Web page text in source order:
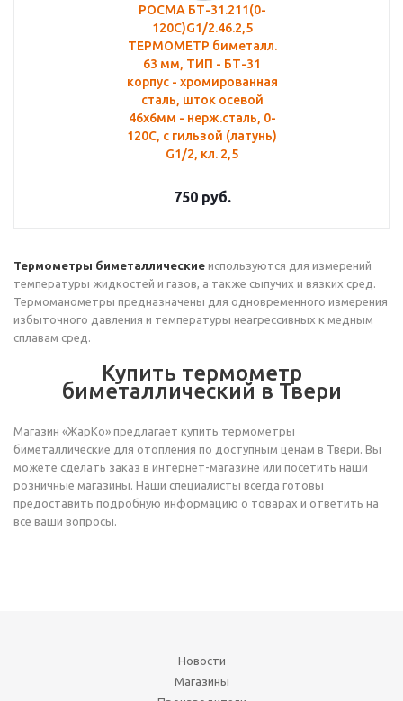
РОСМА БТ-31.211(0-
120С)G1/2.46.2,5
ТЕРМОМЕТР биметалл.
63 мм, ТИП - БТ-31
корпус - хромированная
сталь, шток осевой
46х6мм - нерж.сталь, 0-
120C, c гильзой (латунь)
G1/2, кл. 2,5
750руб.
Термометры биметаллические используются для измерений
температуры жидкостей и газов, а также сыпучих и вязких сред.
Термоманометры предназначены для одновременного измерения
избыточного давления и температуры неагрессивных к медным
сплавам сред.
Купить термометр
биметаллический в Твери
Магазин «ЖарКо» предлагает купить термометры
биметаллические для отопления по доступным ценам в Твери. Вы
можете сделать заказ в интернет-магазине или посетить наши
розничные магазины. Наши специалисты всегда готовы
предоставить подробную информацию о товарах и ответить на
все ваши вопросы.
Новости
Магазины